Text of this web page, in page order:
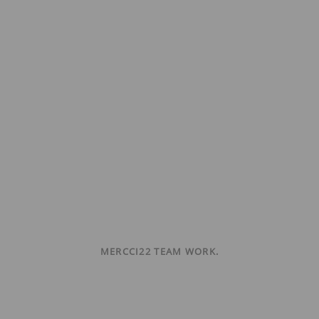
MERCCI22 TEAM WORK.